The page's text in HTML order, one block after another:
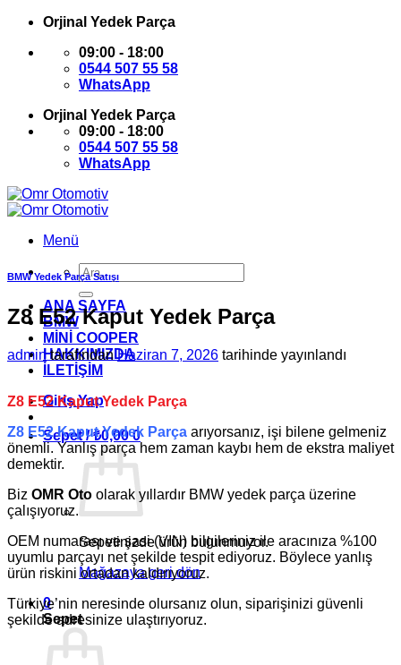
İçeriğeOrjinal Yedek Parça
09:00 - 18:00
0544 507 55 58
WhatsApp
Orjinal Yedek Parça
09:00 - 18:00
0544 507 55 58
WhatsApp
Menü
Ara:
ANA SAYFA
BMW
MİNİ COOPER
HAKKIMIZDA
İLETİŞİM
Giriş Yap
Sepet /₺0,00 0
Sepetinizde ürün bulunmuyor.
Mağazaya geri dön
0
Sepet
BMW Yedek Parça Satışı
Z8 E52 Kaput Yedek Parça
admintarafından Haziran 7, 2026 tarihinde yayınlandı
Z8 E52 Kaput Yedek Parça
Z8 E52 Kaput Yedek Parça arıyorsanız, işi bilene gelmeniz
önemli. Yanlış parça hem zaman kaybı hem de ekstra maliyet
demektir.
Biz OMR Oto olarak yıllardır BMW yedek parça üzerine
çalışıyoruz.
OEM numarası ve şasi (VIN) bilgileriniz ile aracınıza %100
uyumlu parçayı net şekilde tespit ediyoruz. Böylece yanlış
ürün riskini ortadan kaldırıyoruz.
Türkiye’nin neresinde olursanız olun, siparişinizi güvenli
şekilde adresinize ulaştırıyoruz.